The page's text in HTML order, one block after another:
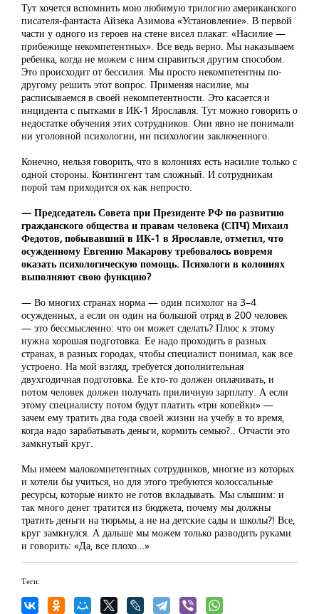
Тут хочется вспомнить мою любимую трилогию американского
писателя-фантаста Айзека Азимова «Установление». В первой
части у одного из героев на стене висел плакат: «Насилие —
прибежище некомпетентных». Все ведь верно. Мы наказываем
ребенка, когда не можем с ним справиться другим способом.
Это происходит от бессилия. Мы просто некомпетентны по-
другому решить этот вопрос. Применяя насилие, мы
расписываемся в своей некомпетентности. Это касается и
инцидента с пытками в ИК-1 Ярославля. Тут можно говорить о
недостатке обучения этих сотрудников. Они явно не понимали
ни уголовной психологии, ни психологии заключенного.
Конечно, нельзя говорить, что в колониях есть насилие только с
одной стороны. Контингент там сложный. И сотрудникам
порой там приходится ох как непросто.
— Председатель Совета при Президенте РФ по развитию
гражданского общества и правам человека (СПЧ) Михаил
Федотов, побывавший в ИК-1 в Ярославле, отметил, что
осужденному Евгению Макарову требовалось вовремя
оказать психологическую помощь. Психологи в колониях
выполняют свою функцию?
— Во многих странах норма — один психолог на 3–4
осужденных, а если он один на большой отряд в 200 человек
— это бессмысленно: что он может сделать? Плюс к этому
нужна хорошая подготовка. Ее надо проходить в разных
странах, в разных городах, чтобы специалист понимал, как все
устроено. На мой взгляд, требуется дополнительная
двухгодичная подготовка. Ее кто-то должен оплачивать, и
потом человек должен получать приличную зарплату. А если
этому специалисту потом будут платить «три копейки» —
зачем ему тратить два года своей жизни на учебу в то время,
когда надо зарабатывать деньги, кормить семью?.. Отчасти это
замкнутый круг.
Мы имеем малокомпетентных сотрудников, многие из которых
и хотели бы учиться, но для этого требуются колоссальные
ресурсы, которые никто не готов вкладывать. Мы слышим: и
так много денег тратится из бюджета, почему мы должны
тратить деньги на тюрьмы, а не на детские сады и школы?! Все,
круг замкнулся. А дальше мы можем только разводить руками
и говорить: «Да, все плохо…»
Теги: